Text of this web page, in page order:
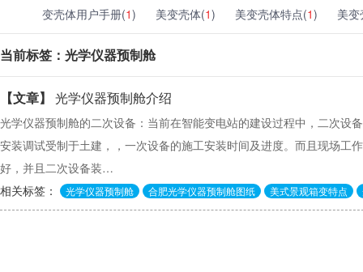
变壳体用户手册(1) 美变壳体(1) 美变壳体特点(1) 美
当前标签：光学仪器预制舱
【文章】 光学仪器预制舱介绍
光学仪器预制舱的二次设备：当前在智能变电站的建设过程中，二次设
安装调试受制于土建，，一次设备的施工安装时间及进度。而且现场工
好，并且二次设备装…
相关标签：
光学仪器预制舱 合肥光学仪器预制舱图纸 美式景观箱变特点